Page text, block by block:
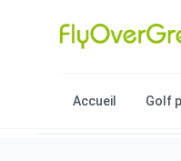
Accueil Golf